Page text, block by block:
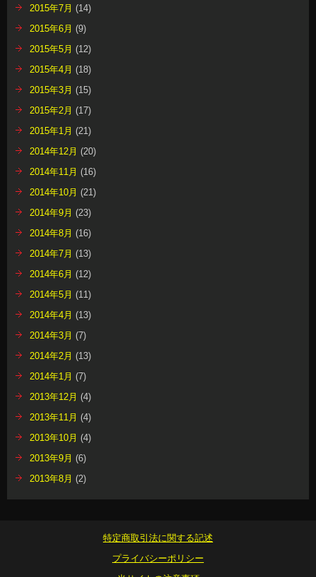
2015年7月 (14)
2015年6月 (9)
2015年5月 (12)
2015年4月 (18)
2015年3月 (15)
2015年2月 (17)
2015年1月 (21)
2014年12月 (20)
2014年11月 (16)
2014年10月 (21)
2014年9月 (23)
2014年8月 (16)
2014年7月 (13)
2014年6月 (12)
2014年5月 (11)
2014年4月 (13)
2014年3月 (7)
2014年2月 (13)
2014年1月 (7)
2013年12月 (4)
2013年11月 (4)
2013年10月 (4)
2013年9月 (6)
2013年8月 (2)
特定商取引法に関する記述
プライバシーポリシー